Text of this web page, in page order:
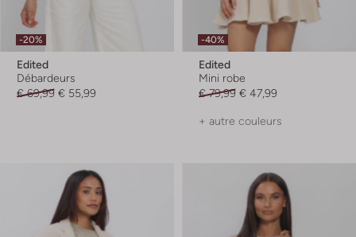
-20%
Edited
Débardeurs
€ 69,99 € 55,99
-40%
Edited
Mini robe
€ 79,99 € 47,99
+ autre couleurs